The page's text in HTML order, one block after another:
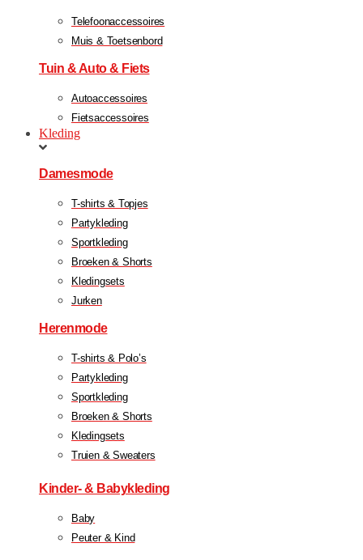
Telefoonaccessoires
Muis & Toetsenbord
Tuin & Auto & Fiets
Autoaccessoires
Fietsaccessoires
Kleding
Damesmode
T-shirts & Topjes
Partykleding
Sportkleding
Broeken & Shorts
Kledingsets
Jurken
Herenmode
T-shirts & Polo’s
Partykleding
Sportkleding
Broeken & Shorts
Kledingsets
Truien & Sweaters
Kinder- & Babykleding
Baby
Peuter & Kind